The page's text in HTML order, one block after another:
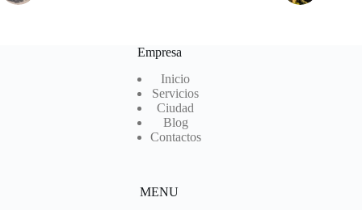
Empresa
Inicio
Servicios
Ciudad
Blog
Contactos
MENU